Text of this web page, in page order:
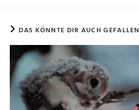
DAS KÖNNTE DIR AUCH GEFALLEN